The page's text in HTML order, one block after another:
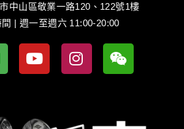
中山區敬業一路120、122號1樓
| 週一至週六 11:00-20:00